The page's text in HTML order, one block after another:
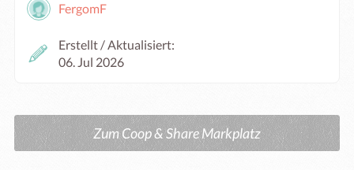
FergomF
Erstellt / Aktualisiert:
06. Jul 2026
Zum Coop & Share Markplatz